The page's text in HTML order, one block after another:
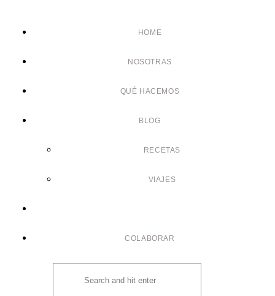
HOME
NOSOTRAS
QUÉ HACEMOS
BLOG
RECETAS
VIAJES
COLABORAR